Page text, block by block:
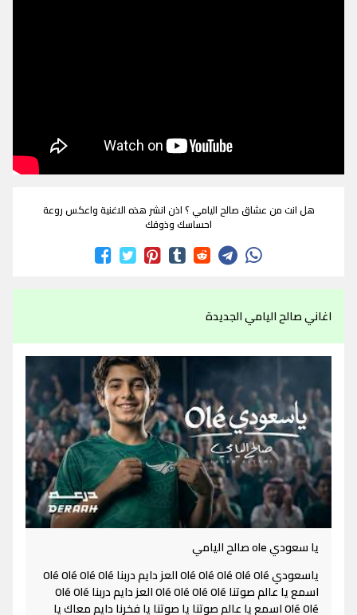
هل انت من عشاق صالح اليامي ؟ اذن انشر هذه الاغنية واعكس روعة
احساسك وذوقك
اغاني صالح اليامي الجديدة
يا سعودي ole صالح اليامي
ياسعودي Olé Olé Olé Olé Olé العز دايم دربنا Olé Olé Olé Olé
اسمع يا عالم صوتنا Olé Olé Olé Olé العز دايم دربنا Olé Olé
Olé Olé اسمع يا عالم صوتنا يا صوتنا يا فخرنا دايم معاك يا